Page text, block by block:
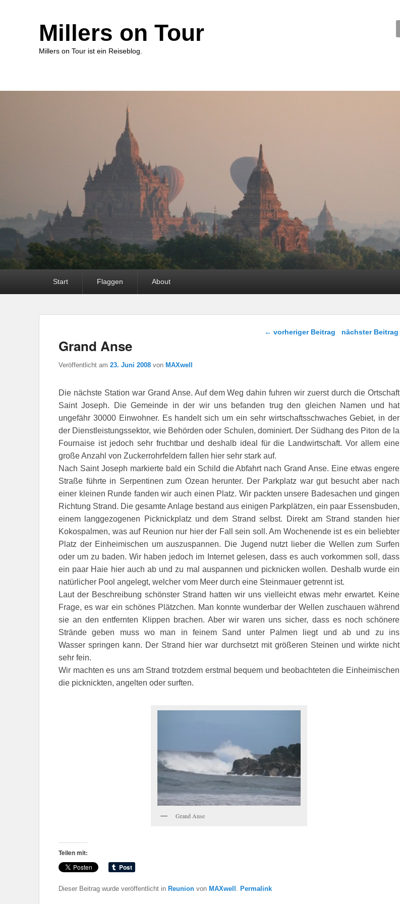
Millers on Tour
Millers on Tour ist ein Reiseblog.
Start Flaggen About
Beitragsnavigation
← vorheriger Beitrag nächster Beitrag
Grand Anse
Veröffentlicht am 23. Juni 2008 von MAXwell
Die nächste Station war Grand Anse. Auf dem Weg dahin fuhren wir zuerst durch die Ortschaft
Saint Joseph. Die Gemeinde in der wir uns befanden trug den gleichen Namen und hat
ungefähr 30000 Einwohner. Es handelt sich um ein sehr wirtschaftsschwaches Gebiet, in der
der Dienstleistungssektor, wie Behörden oder Schulen, dominiert. Der Südhang des Piton de la
Fournaise ist jedoch sehr fruchtbar und deshalb ideal für die Landwirtschaft. Vor allem eine
große Anzahl von Zuckerrohrfeldern fallen hier sehr stark auf.
Nach Saint Joseph markierte bald ein Schild die Abfahrt nach Grand Anse. Eine etwas engere
Straße führte in Serpentinen zum Ozean herunter. Der Parkplatz war gut besucht aber nach
einer kleinen Runde fanden wir auch einen Platz. Wir packten unsere Badesachen und gingen
Richtung Strand. Die gesamte Anlage bestand aus einigen Parkplätzen, ein paar Essensbuden,
einem langgezogenen Picknickplatz und dem Strand selbst. Direkt am Strand standen hier
Kokospalmen, was auf Reunion nur hier der Fall sein soll. Am Wochenende ist es ein beliebter
Platz der Einheimischen um auszuspannen. Die Jugend nutzt lieber die Wellen zum Surfen
oder um zu baden. Wir haben jedoch im Internet gelesen, dass es auch vorkommen soll, dass
ein paar Haie hier auch ab und zu mal auspannen und picknicken wollen. Deshalb wurde ein
natürlicher Pool angelegt, welcher vom Meer durch eine Steinmauer getrennt ist.
Laut der Beschreibung schönster Strand hatten wir uns vielleicht etwas mehr erwartet. Keine
Frage, es war ein schönes Plätzchen. Man konnte wunderbar der Wellen zuschauen während
sie an den entfernten Klippen brachen. Aber wir waren uns sicher, dass es noch schönere
Strände geben muss wo man in feinem Sand unter Palmen liegt und ab und zu ins
Wasser springen kann. Der Strand hier war durchsetzt mit größeren Steinen und wirkte nicht
sehr fein.
Wir machten es uns am Strand trotzdem erstmal bequem und beobachteten die Einheimischen
die picknickten, angelten oder surften.
Grand Anse
Teilen mit:
Dieser Beitrag wurde veröffentlicht in Reunion von MAXwell Permalink